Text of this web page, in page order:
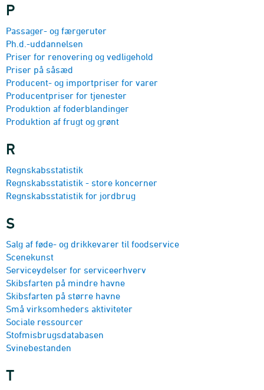
P
Passager- og færgeruter
Ph.d.-uddannelsen
Priser for renovering og vedligehold
Priser på såsæd
Producent- og importpriser for varer
Producentpriser for tjenester
Produktion af foder­blandinger
Produktion af frugt og grønt
R
Regnskabsstatistik
Regnskabsstatistik - store koncerner
Regnskabsstatistik for jordbrug
S
Salg af føde- og drikkevarer til foodservice
Scenekunst
Serviceydelser for serviceerhverv
Skibsfarten på mindre havne
Skibsfarten på større havne
Små virksomheders aktiviteter
Sociale ressourcer
Stof­misbrugs­databasen
Svinebestanden
T